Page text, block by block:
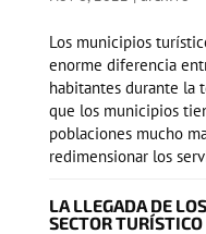
Los municipios
enorme diferencia
habitantes durante la
que los municipios
poblaciones mucho
redimensionar los
LA LLEGADA DE
SECTOR TURÍSTICO